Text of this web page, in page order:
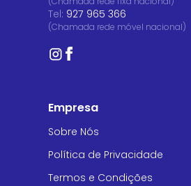
Tel: 927 965 366
(Chamada rede móvel nacional)
Empresa
Sobre Nós
Política de Privacidade
Termos e Condições